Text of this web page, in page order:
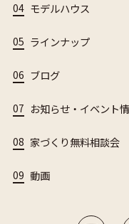
04 モデルハウス
05 ラインナップ
06 ブログ
07 お知らせ・イベント
08 家づくり無料相談会
09 動画